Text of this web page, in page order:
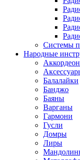
Системы
Народные
Балалайки
Банджо
Баяны
Варганы
Гармони
Гусли
Домры
Лиры